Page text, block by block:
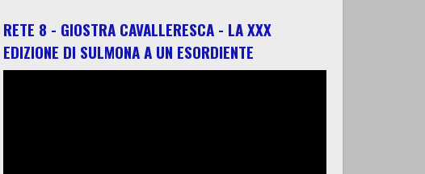
RETE 8 - GIOSTRA CAVALLERESCA - LA XXX
EDIZIONE DI SULMONA A UN ESORDIENTE